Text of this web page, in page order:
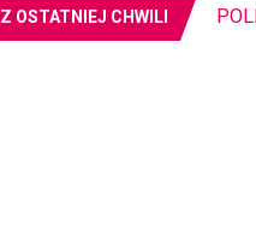
Z OSTATNIEJ CHWILI